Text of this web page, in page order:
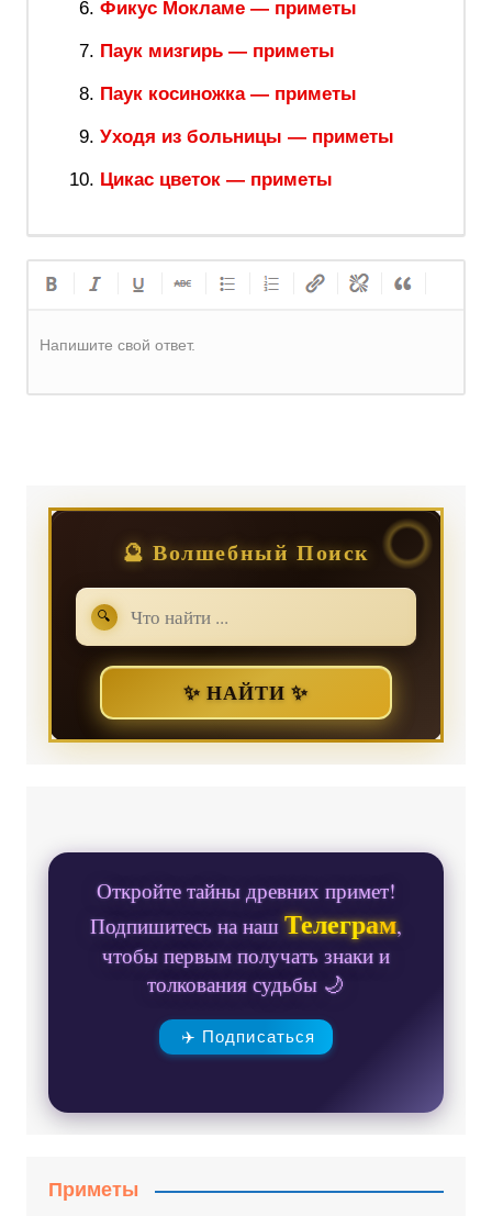
Фикус Мокламе — приметы
Паук мизгирь — приметы
Паук косиножка — приметы
Уходя из больницы — приметы
Цикас цветок — приметы
Напишите свой ответ.
🔮 Волшебный Поиск
🔍
✨ НАЙТИ ✨
Откройте тайны древних примет!
Подпишитесь на нашТелеграм,
чтобы первым получать знаки и
толкования судьбы 🌙
✈️ Подписаться
Приметы